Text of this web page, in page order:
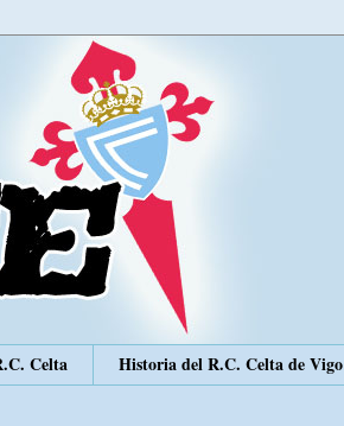
Celta
Historia del R.C. Celta de Vigo